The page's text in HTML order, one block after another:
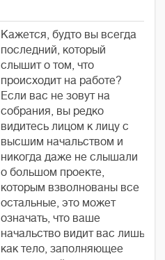
Кажется, будто вы всегда
последний, который
слышит о том, что
происходит на работе?
Если вас не зовут на
собрания, вы редко
видитесь лицом к лицу с
высшим начальством и
никогда даже не слышали
о большом проекте,
которым взволнованы все
остальные, это может
означать, что ваше
начальство видит вас лишь
как тело, заполняющее